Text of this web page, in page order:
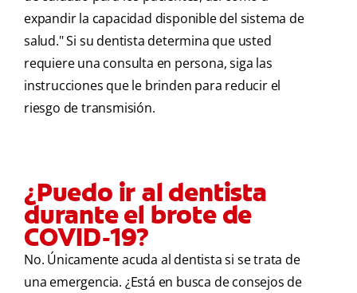
expandir la capacidad disponible del sistema de
salud." Si su dentista determina que usted
requiere una consulta en persona, siga las
instrucciones que le brinden para reducir el
riesgo de transmisión.
¿Puedo ir al dentista
durante el brote de
COVID-19?
No. Únicamente acuda al dentista si se trata de
una emergencia. ¿Está en busca de consejos de